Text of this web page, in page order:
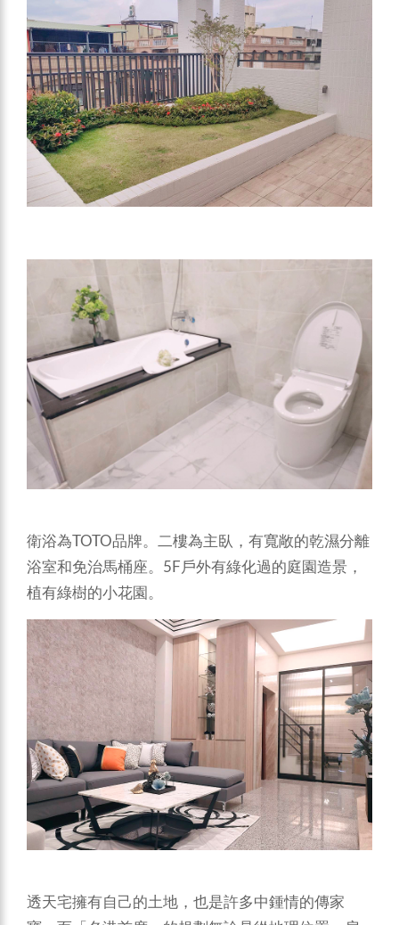
衛浴為TOTO品牌。二樓為主臥，有寬敞的乾濕分離
浴室和免治馬桶座。5F戶外有綠化過的庭園造景，
植有綠樹的小花園。
透天宅擁有自己的土地，也是許多中鍾情的傳家